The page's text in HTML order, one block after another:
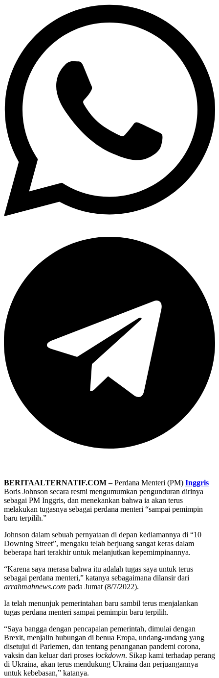
BERITAALTERNATIF.COM –Perdana Menteri (PM) Inggris
Boris Johnson secara resmi mengumumkan pengunduran dirinya
sebagai PM Inggris, dan menekankan bahwa ia akan terus
melakukan tugasnya sebagai perdana menteri “sampai pemimpin
baru terpilih.”
Johnson dalam sebuah pernyataan di depan kediamannya di “10
Downing Street”, mengaku telah berjuang sangat keras dalam
beberapa hari terakhir untuk melanjutkan kepemimpinannya.
“Karena saya merasa bahwa itu adalah tugas saya untuk terus
sebagai perdana menteri,” katanya sebagaimana dilansir dari
arrahmahnews.com pada Jumat (8/7/2022).
Ia telah menunjuk pemerintahan baru sambil terus menjalankan
tugas perdana menteri sampai pemimpin baru terpilih.
“Saya bangga dengan pencapaian pemerintah, dimulai dengan
Brexit, menjalin hubungan di benua Eropa, undang-undang yang
disetujui di Parlemen, dan tentang penanganan pandemi corona,
vaksin dan keluar dari proses lockdown. Sikap kami terhadap perang
di Ukraina, akan terus mendukung Ukraina dan perjuangannya
untuk kebebasan,” katanya.